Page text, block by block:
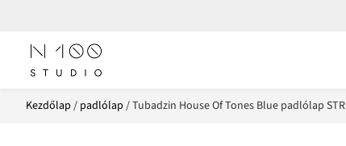
Kezdőlap / padlólap / Tubadzin House Of Tones Blue padlólap STR